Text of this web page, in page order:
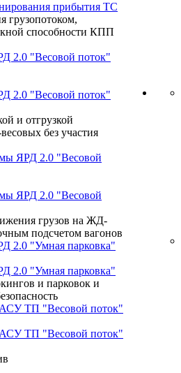
прибытия ТС
грузопотоком,
способности КПП
2.0 "Весовой поток"
2.0 "Весовой поток"
и отгрузкой
без участия
ЯРД 2.0 "Весовой
ЯРД 2.0 "Весовой
грузов на ЖД-
подсчетом вагонов
2.0 "Умная парковка"
2.0 "Умная парковка"
и парковок и
АСУ ТП "Весовой поток"
АСУ ТП "Весовой поток"